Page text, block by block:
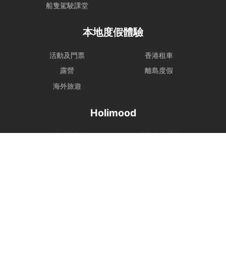
船隻駕駛課堂
本地度假體驗
活動及門票
香港租車
露營
離島度假
海外旅遊
Holimood
活動策劃
成為合作夥伴